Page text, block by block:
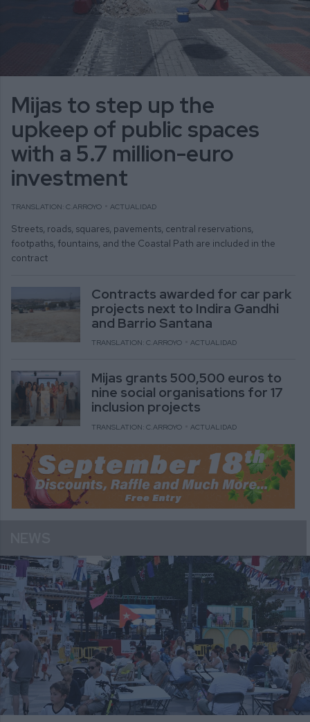
Mijas to step up the
upkeep of public spaces
with a 5.7 million-euro
investment
TRANSLATION: C.ARROYO ACTUALIDAD
Streets, roads, squares, pavements, central reservations,
footpaths, fountains, and the Coastal Path are included in the
contract
Contracts awarded for car park
projects next to Indira Gandhi
and Barrio Santana
TRANSLATION: C.ARROYO ACTUALIDAD
Mijas grants 500,500 euros to
nine social organisations for 17
inclusion projects
TRANSLATION: C.ARROYO ACTUALIDAD